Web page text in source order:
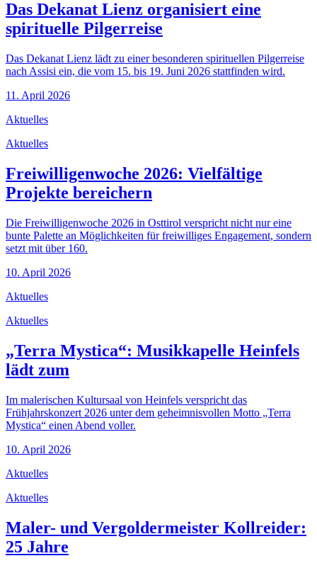
Das Dekanat Lienz organisiert eine
spirituelle Pilgerreise
Das Dekanat Lienz lädt zu einer besonderen spirituellen Pilgerreise
nach Assisi ein, die vom 15. bis 19. Juni 2026 stattfinden wird.
11. April 2026
Aktuelles
Aktuelles
Freiwilligenwoche 2026: Vielfältige
Projekte bereichern
Die Freiwilligenwoche 2026 in Osttirol verspricht nicht nur eine
bunte Palette an Möglichkeiten für freiwilliges Engagement, sondern
setzt mit über 160.
10. April 2026
Aktuelles
Aktuelles
„Terra Mystica“: Musikkapelle Heinfels
lädt zum
Im malerischen Kultursaal von Heinfels verspricht das
Frühjahrskonzert 2026 unter dem geheimnisvollen Motto „Terra
Mystica“ einen Abend voller.
10. April 2026
Aktuelles
Aktuelles
Maler- und Vergoldermeister Kollreider:
25 Jahre